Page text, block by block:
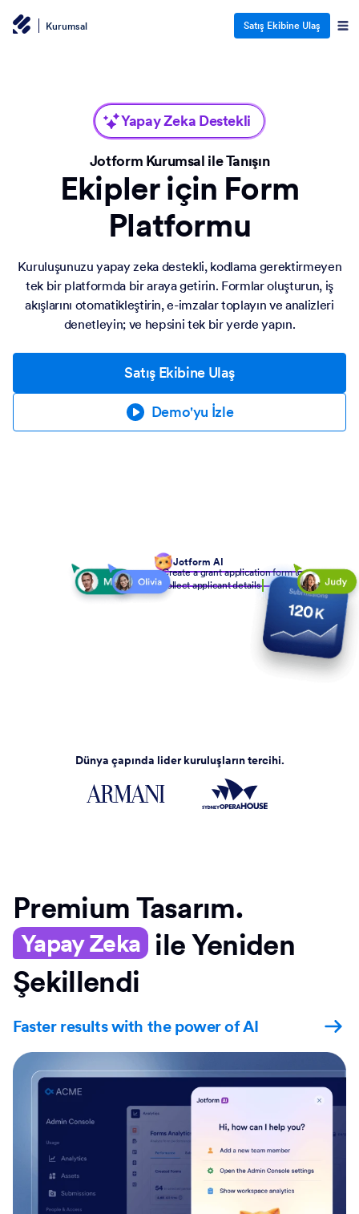
Kurumsal Satış Ekibine Ulaş
Yapay Zeka Destekli
Jotform Kurumsal ile Tanışın
Ekipler için Form
Platformu
Kuruluşunuzu yapay zeka destekli, kodlama gerektirmeyen
tek bir platformda bir araya getirin. Formlar oluşturun, iş
akışlarını otomatikleştirin, e-imzalar toplayın ve analizleri
denetleyin; ve hepsini tek bir yerde yapın.
Satış Ekibine Ulaş
Demo'yu İzle
Jotform AI
Create a grant application form to
collect applicant details
Dünya çapında lider kuruluşların tercihi.
Premium Tasarım.
Yapay Zeka ile Yeniden
Şekillendi
Faster results with the power of AI